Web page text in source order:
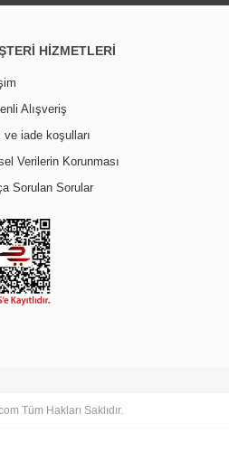
HİZMETLERİ
Alışveriş
ve iade koşulları
Verilerin Korunması
Sorulan Sorular
Tüm Hakları Saklıdır.